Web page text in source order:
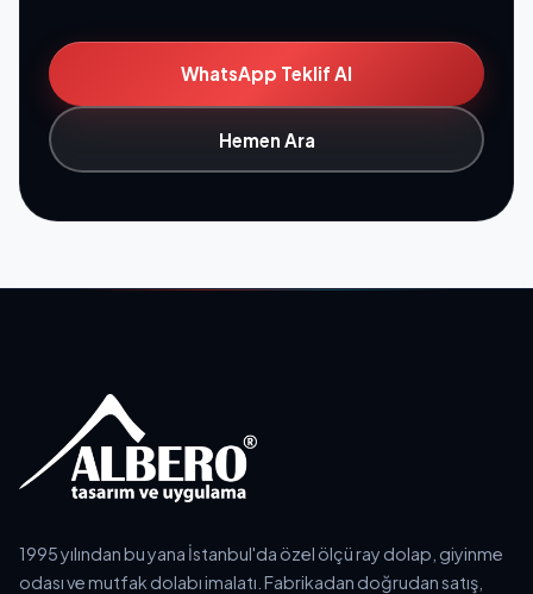
WhatsApp Teklif Al
Hemen Ara
1995 yılından bu yana İstanbul'da özel ölçü ray dolap, giyinme
odası ve mutfak dolabı imalatı. Fabrikadan doğrudan satış,